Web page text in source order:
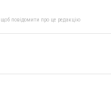
повідомити про це редакцію